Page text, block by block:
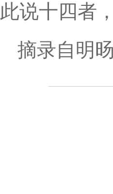
此说十四者
摘录自明